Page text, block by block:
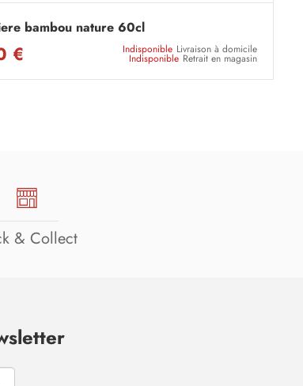
bambou nature 60cl
€ Indisponible Livraison à domicile
Indisponible Retrait en magasin
& Collect